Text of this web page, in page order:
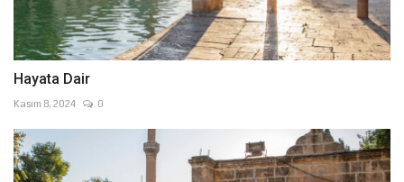
Hayata Dair
Kasım 8, 2024 0